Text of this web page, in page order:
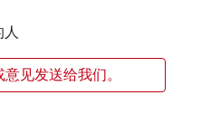
见发送给我们。